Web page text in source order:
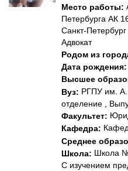
Место работы:
Петербурга АК
Санкт-Петербург
Адвокат
Родом из
Дата рождения:
Высшее
Вуз: РГПУ им. А.
отделение ,
Факультет:
Кафедра:
Среднее
Школа: Школа
С изучением